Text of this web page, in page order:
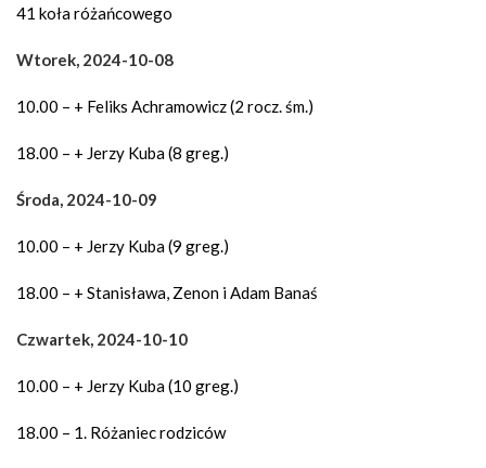
41 koła różańcowego
Wtorek, 2024-10-08
10.00 – + Feliks Achramowicz (2 rocz. śm.)
18.00 – + Jerzy Kuba (8 greg.)
Środa, 2024-10-09
10.00 – + Jerzy Kuba (9 greg.)
18.00 – + Stanisława, Zenon i Adam Banaś
Czwartek, 2024-10-10
10.00 – + Jerzy Kuba (10 greg.)
18.00 – 1. Różaniec rodziców